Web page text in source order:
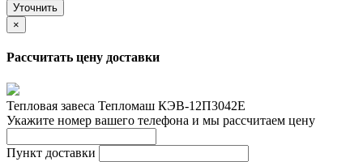
Уточнить
×
Рассчитать цену доставки
Тепловая завеса Тепломаш КЭВ-12П3042Е
Укажите номер вашего телефона и мы рассчитаем цену
Пункт доставки